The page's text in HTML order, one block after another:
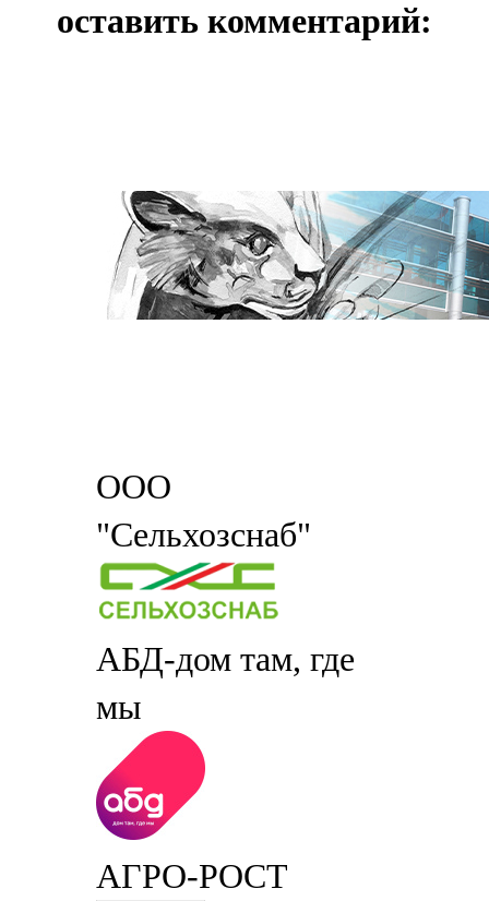
оставить комментарий:
ООО
"Сельхозснаб"
АБД-дом там, где
мы
АГРО-РОСТ